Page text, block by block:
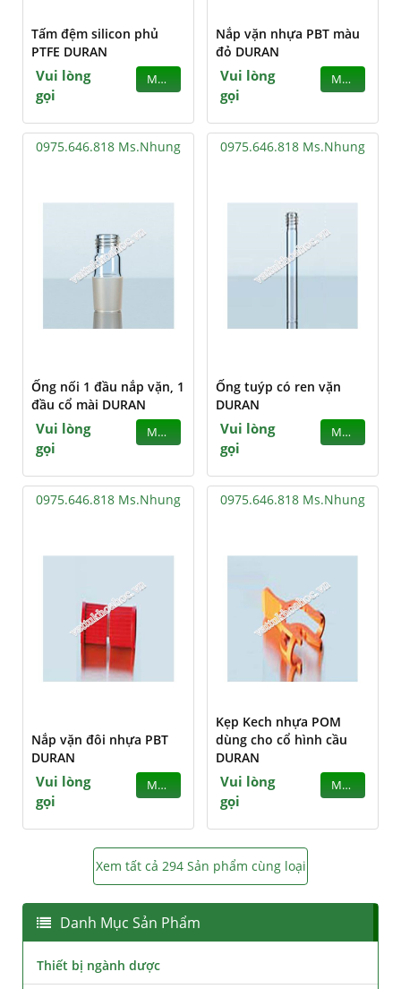
Tấm đệm silicon phủ
PTFE DURAN
Vui lòng
gọi
MUA
Nắp vặn nhựa PBT màu
đỏ DURAN
Vui lòng
gọi
MUA
0975.646.818 Ms.Nhung
Ống nối 1 đầu nắp vặn, 1
đầu cổ mài DURAN
Vui lòng
gọi
MUA
0975.646.818 Ms.Nhung
Ống tuýp có ren vặn
DURAN
Vui lòng
gọi
MUA
0975.646.818 Ms.Nhung
Nắp vặn đôi nhựa PBT
DURAN
Vui lòng
gọi
MUA
0975.646.818 Ms.Nhung
Kẹp Kech nhựa POM
dùng cho cổ hình cầu
DURAN
Vui lòng
gọi
MUA
Xem tất cả 294 Sản phẩm cùng loại
Danh Mục Sản Phẩm
Thiết bị ngành dược